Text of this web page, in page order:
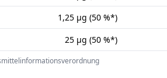
1,25 µg (50 %*)
25 µg (50 %*)